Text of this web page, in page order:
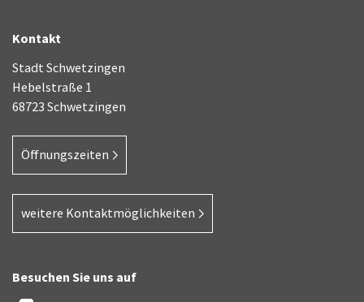
Kontakt
Stadt Schwetzingen
Hebelstraße 1
68723 Schwetzingen
Öffnungszeiten
weitere Kontaktmöglichkeiten
Besuchen Sie uns auf